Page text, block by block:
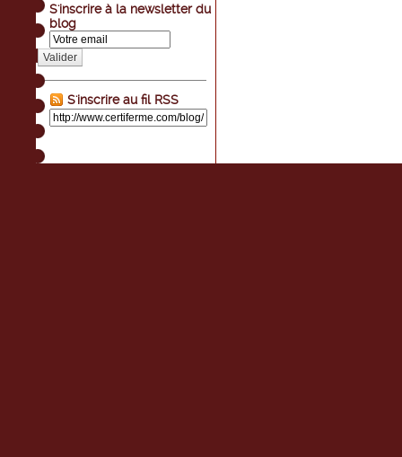
S'inscrire à la newsletter du
blog
Valider
S'inscrire au fil RSS